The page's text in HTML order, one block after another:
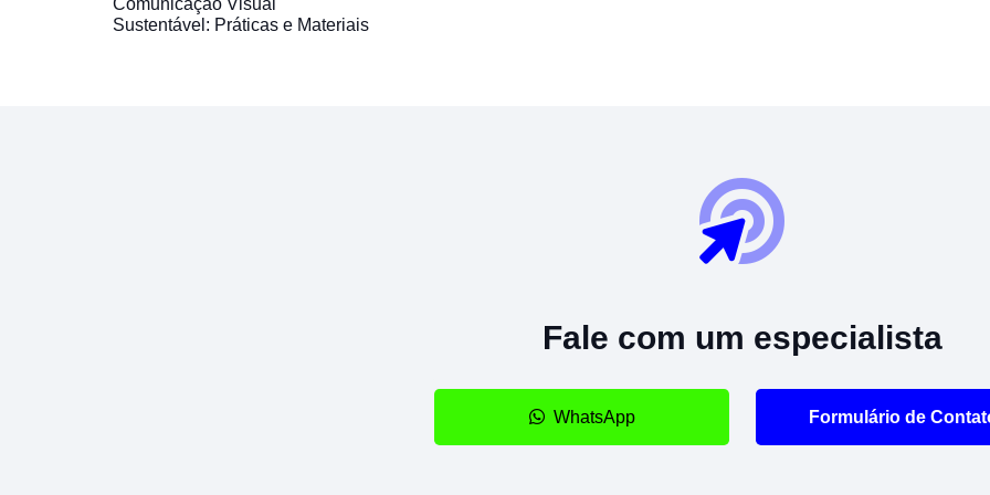
Sustentável: Práticas e Materiais
Fale com um especialista
WhatsApp Formulário de